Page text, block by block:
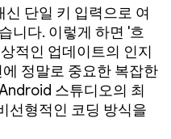
단일 키 입력으로 여
니다. 이렇게 하면 '흐
적인 업데이트의 인지
정말로 중요한 복잡한
스튜디오의 최
선형적인 코딩 방식을